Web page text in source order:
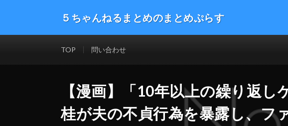
５ちゃんねるまとめのまとめぷらす
した。ネタ・速報 エンタメ 生活 趣味 漫画アニメ ゲーム サイエンス マネー 海外
TOP 問い合わせ
【漫画】「10年以上の繰り返し
桂が夫の不貞行為を暴露し、フ